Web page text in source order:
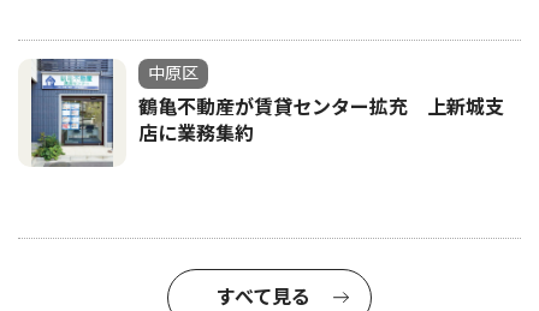
中原区
鶴亀不動産が賃貸センター拡充 上新城支
店に業務集約
すべて見る